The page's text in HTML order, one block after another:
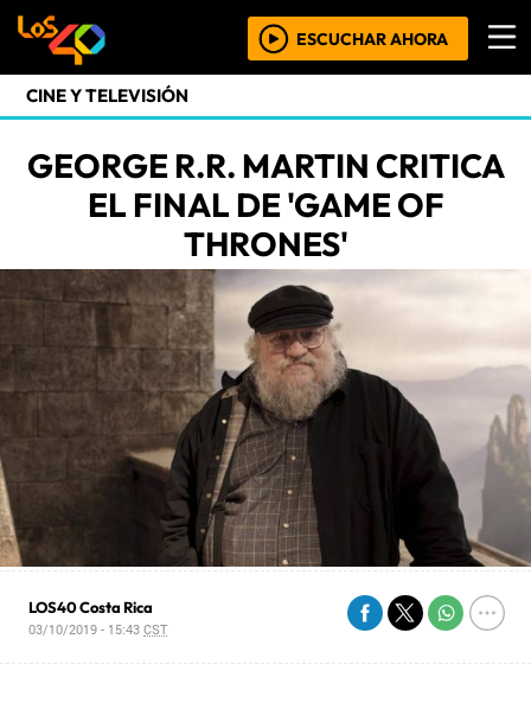
ESCUCHAR AHORA
CINE Y TELEVISIÓN
GEORGE R.R. MARTIN CRITICA
EL FINAL DE 'GAME OF
THRONES'
LOS40 Costa Rica
03/10/2019 - 15:43CST